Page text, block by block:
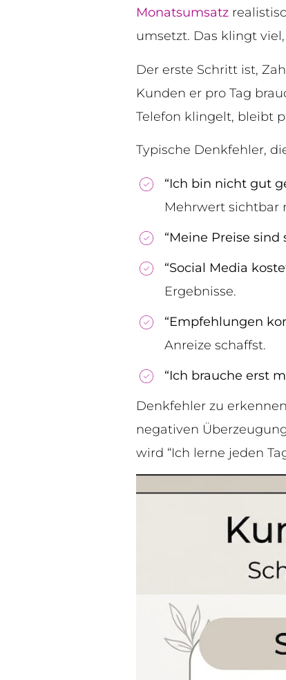
Monatsumsatz
umsetzt. Das klingt
Der erste Schritt ist,
Kunden er pro Tag
Telefon klingelt, bleibt
Typische Denkfehler,
“Ich bin nicht gut
Mehrwert sichtbar
“Meine Preise sind
“Social Media
Ergebnisse.
“Empfehlungen
Anreize schaffst.
“Ich brauche erst
Denkfehler zu
negativen
wird “Ich lerne jeden